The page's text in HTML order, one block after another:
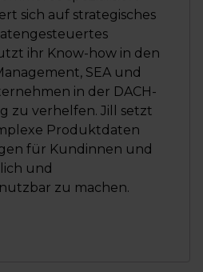
sich auf strategisches
ihr Know-how in den
SEA und
in der DACH-
zu verhelfen. Jill setzt
Produktdaten
für Kundinnen und
und
zu machen.